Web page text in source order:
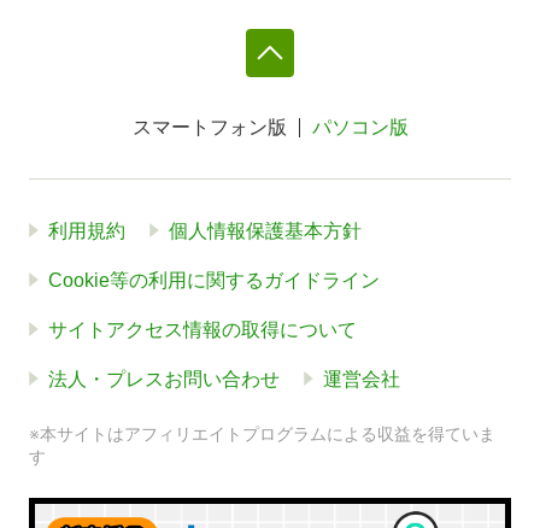
スマートフォン版 パソコン版
利用規約 個人情報保護基本方針
Cookie等の利用に関するガイドライン
サイトアクセス情報の取得について
法人・プレスお問い合わせ 運営会社
※本サイトはアフィリエイトプログラムによる収益を得ていま
す